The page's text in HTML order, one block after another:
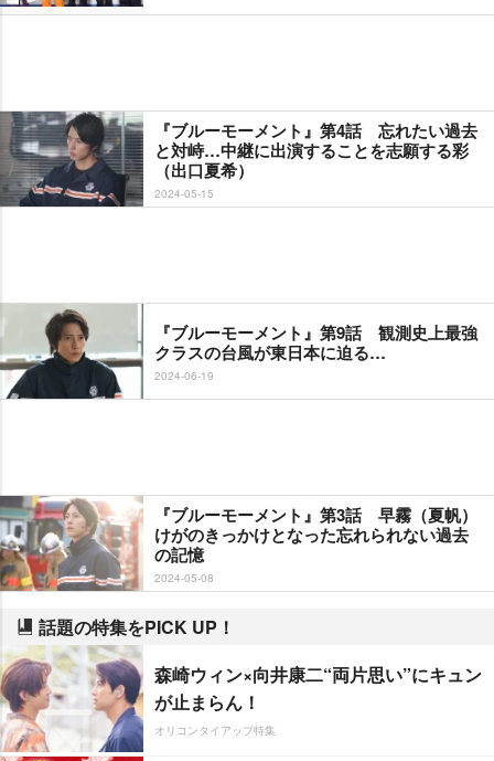
『ブルーモーメント』第4話 忘れたい過去
と対峙…中継に出演することを志願する彩
（出口夏希）
2024-05-15
『ブルーモーメント』第9話 観測史上最強
クラスの台風が東日本に迫る…
2024-06-19
『ブルーモーメント』第3話 早霧（夏帆）
けがのきっかけとなった忘れられない過去
の記憶
2024-05-08
話題の特集をPICK UP！
森崎ウィン×向井康二“両片思い”にキュン
が止まらん！
オリコンタイアップ特集